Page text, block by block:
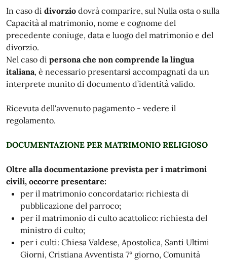
In caso di divorzio dovrà comparire, sul Nulla osta o sulla
Capacità al matrimonio, nome e cognome del
precedente coniuge, data e luogo del matrimonio e del
divorzio.
Nel caso di persona che non comprende la lingua
italiana, è necessario presentarsi accompagnati da un
interprete munito di documento d’identità valido.
Ricevuta dell'avvenuto pagamento - vedere il
regolamento.
DOCUMENTAZIONE PER MATRIMONIO RELIGIOSO
Oltre alla documentazione prevista per i matrimoni
civili, occorre presentare:
per il matrimonio concordatario: richiesta di
pubblicazione del parroco;
per il matrimonio di culto acattolico: richiesta del
ministro di culto;
per i culti: Chiesa Valdese, Apostolica, Santi Ultimi
Giorni, Cristiana Avventista 7° giorno, Comunità